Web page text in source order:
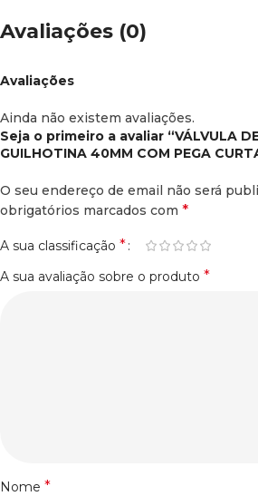
Avaliações (0)
Avaliações
Ainda não existem avaliações.
Seja o primeiro a avaliar “VÁLVULA
GUILHOTINA 40MM COM PEGA
O seu endereço de email não será
obrigatórios marcados com *
A sua classificação *
A sua avaliação sobre o produto *
Nome *